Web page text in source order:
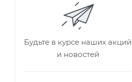
Будьте в курсе наших акций
и новостей